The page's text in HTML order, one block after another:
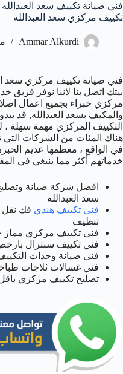
تكييف مركزي سعد العبدالله
Ammar Alkurdi
فني صيانة تكييف مركزي سعد
بيتك اتصل بنا لاننا نوفر
مركزي خبراء بجميع اعمال
والمكيف بسعد العبدالله, قد
التكييف المركزي مهمة سهلة
هناك المئات من الشركات التي
في الواقع ، معظمها عديم
خدماتهم أكثر مما ينبغي في
افضل شركة صيانة
سعد العبدالله
فني تكييف هندي فك نقل
تنظيف
فني تكييف مركزي مماز خدمة
فني تكييف سنترال
فني صيانة وحدات
فني غسالات ثلاجات
تصليح تكييف مركزي باقل سعر